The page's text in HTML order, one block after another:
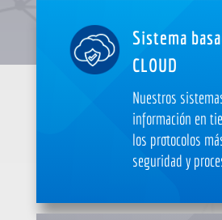
Sistema
CLOUD
Nuestros
información en
los protocolos
seguridad y